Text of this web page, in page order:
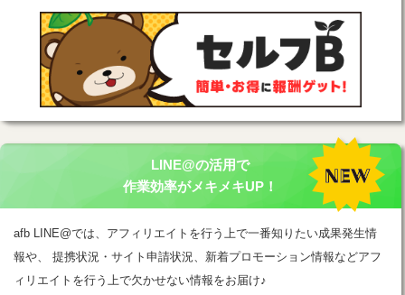
LINE@の活用で
作業効率がメキメキUP！
afb LINE@では、アフィリエイトを行う上で一番知りたい成果発生情
報や、 提携状況・サイト申請状況、新着プロモーション情報などアフ
ィリエイトを行う上で欠かせない情報をお届け♪